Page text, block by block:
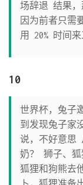
场辞退 结果，
因为前者只需
用 20% 时间
10
世界杯，兔子
到发现兔子家
说，不好意思
奶？ 狮子、狐
狐狸和狗熊去